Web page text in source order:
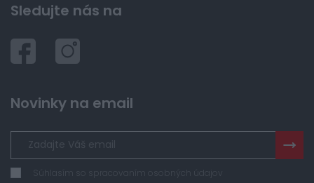
Sledujte nás na
Novinky na email
Súhlasím so spracovaním osobných údajov